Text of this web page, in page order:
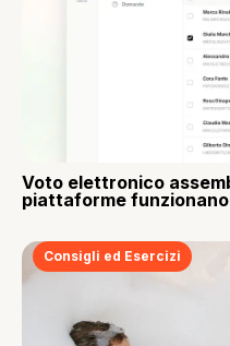
Voto elettronico
piattaforme funzionano
Consigli ed Esercizi